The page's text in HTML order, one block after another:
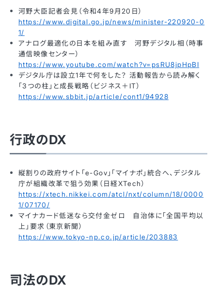
河野大臣記者会見（令和4年9月20日）
https://www.digital.go.jp/news/minister-220920-0
1/
アナログ最適化の日本を組み直す 河野デジタル相（時事
通信映像センター）
https://www.youtube.com/watch?v=psRU8jpHpBI
デジタル庁は設立1年で何をした？ 活動報告から読み解く
「3つの柱」と成長戦略（ビジネス＋IT）
https://www.sbbit.jp/article/cont1/94928
行政のDX
縦割りの政府サイト「e-Gov」「マイナポ」統合へ、デジタル
庁が組織改革で狙う効果（日経XTech）
https://xtech.nikkei.com/atcl/nxt/column/18/0000
1/07170/
マイナカード低迷なら交付金ゼロ 自治体に「全国平均以
上」要求（東京新聞）
https://www.tokyo-np.co.jp/article/203883
司法のDX